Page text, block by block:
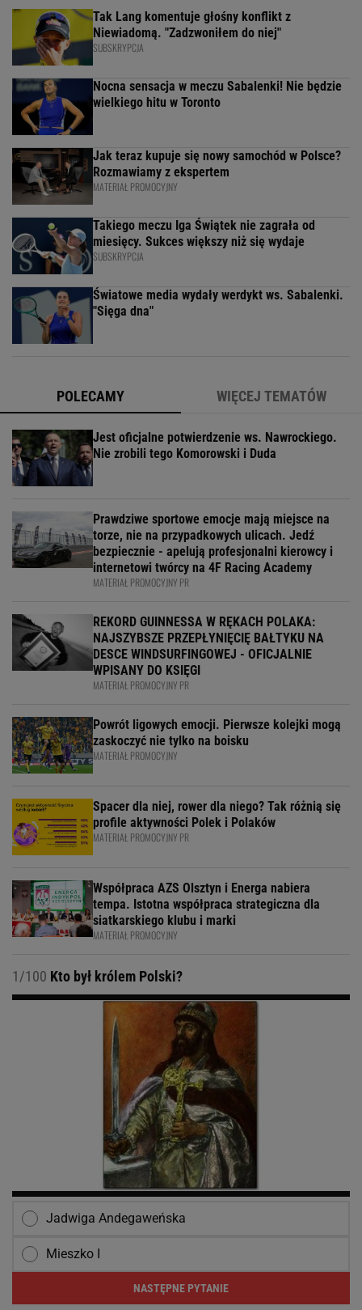
Tak Lang komentuje głośny konflikt z
Niewiadomą. "Zadzwoniłem do niej"
SUBSKRYPCJA
Nocna sensacja w meczu Sabalenki! Nie będzie
wielkiego hitu w Toronto
Jak teraz kupuje się nowy samochód w Polsce?
Rozmawiamy z ekspertem
MATERIAŁ PROMOCYJNY
Takiego meczu Iga Świątek nie zagrała od
miesięcy. Sukces większy niż się wydaje
SUBSKRYPCJA
Światowe media wydały werdykt ws. Sabalenki.
"Sięga dna"
POLECAMY WIĘCEJ TEMATÓW
Jest oficjalne potwierdzenie ws. Nawrockiego.
Nie zrobili tego Komorowski i Duda
Prawdziwe sportowe emocje mają miejsce na
torze, nie na przypadkowych ulicach. Jedź
bezpiecznie - apelują profesjonalni kierowcy i
internetowi twórcy na 4F Racing Academy
MATERIAŁ PROMOCYJNY PR
REKORD GUINNESSA W RĘKACH POLAKA:
NAJSZYBSZE PRZEPŁYNIĘCIĘ BAŁTYKU NA
DESCE WINDSURFINGOWEJ - OFICJALNIE
WPISANY DO KSIĘGI
MATERIAŁ PROMOCYJNY PR
Powrót ligowych emocji. Pierwsze kolejki mogą
zaskoczyć nie tylko na boisku
MATERIAŁ PROMOCYJNY
Spacer dla niej, rower dla niego? Tak różnią się
profile aktywności Polek i Polaków
MATERIAŁ PROMOCYJNY PR
Współpraca AZS Olsztyn i Energa nabiera
tempa. Istotna współpraca strategiczna dla
siatkarskiego klubu i marki
MATERIAŁ PROMOCYJNY
1/100 Kto był królem Polski?
Jadwiga Andegaweńska
Mieszko I
NASTĘPNE PYTANIE